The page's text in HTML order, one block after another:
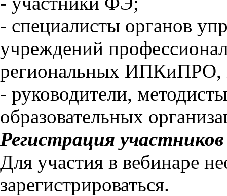
- специалисты органов
учреждений
региональных ИПКиПРО,
- руководители,
образовательных
Регистрация
Для участия в вебинаре
зарегистрироваться.